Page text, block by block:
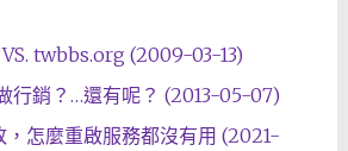
VS. twbbs.org (2009-03-13)
行銷？…還有呢？ (2013-05-07)
怎麼重啟服務都沒有用 (2021-